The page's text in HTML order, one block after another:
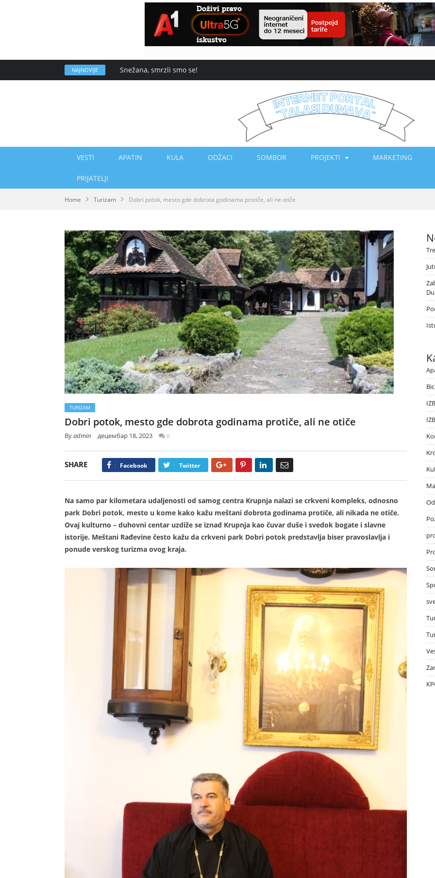
NAJNOVIJE Tretman suzbijanja komaraca
VESTI APATIN KULA ODŽACI SOMBOR PROJEKTI MARKETING
PRIJATELJI
Home Turizam Dobri potok, mesto gde dobrota godinama protiče, ali ne otiče
TURIZAM
Dobri potok, mesto gde dobrota godinama protiče, ali ne otiče
Byadmin децембар 18, 2023 0
SHARE Facebook Twitter Google+ Pinterest LinkedIn
Na samo par kilometara udaljenosti od samog centra Krupnja nalazi se crkveni kompleks, odnosno
park Dobri potok, mesto u kome kako kažu meštani dobrota godinama protiče, ali nikada ne otiče.
Ovaj kulturno – duhovni centar uzdiže se iznad Krupnja kao čuvar duše i svedok bogate i slavne
istorije. Meštani Rađevine često kažu da crkveni park Dobri potok predstavlja biser pravoslavlja i
ponude verskog turizma ovog kraja.